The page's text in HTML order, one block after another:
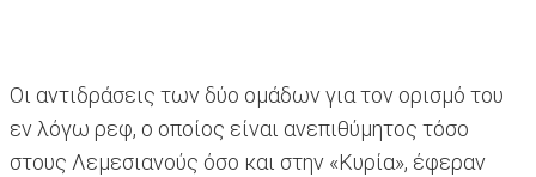
Οι αντιδράσεις των δύο ομάδων για τον ορισμό του
εν λόγω ρεφ, ο οποίος είναι ανεπιθύμητος τόσο
στους Λεμεσιανούς όσο και στην «Κυρία», έφεραν